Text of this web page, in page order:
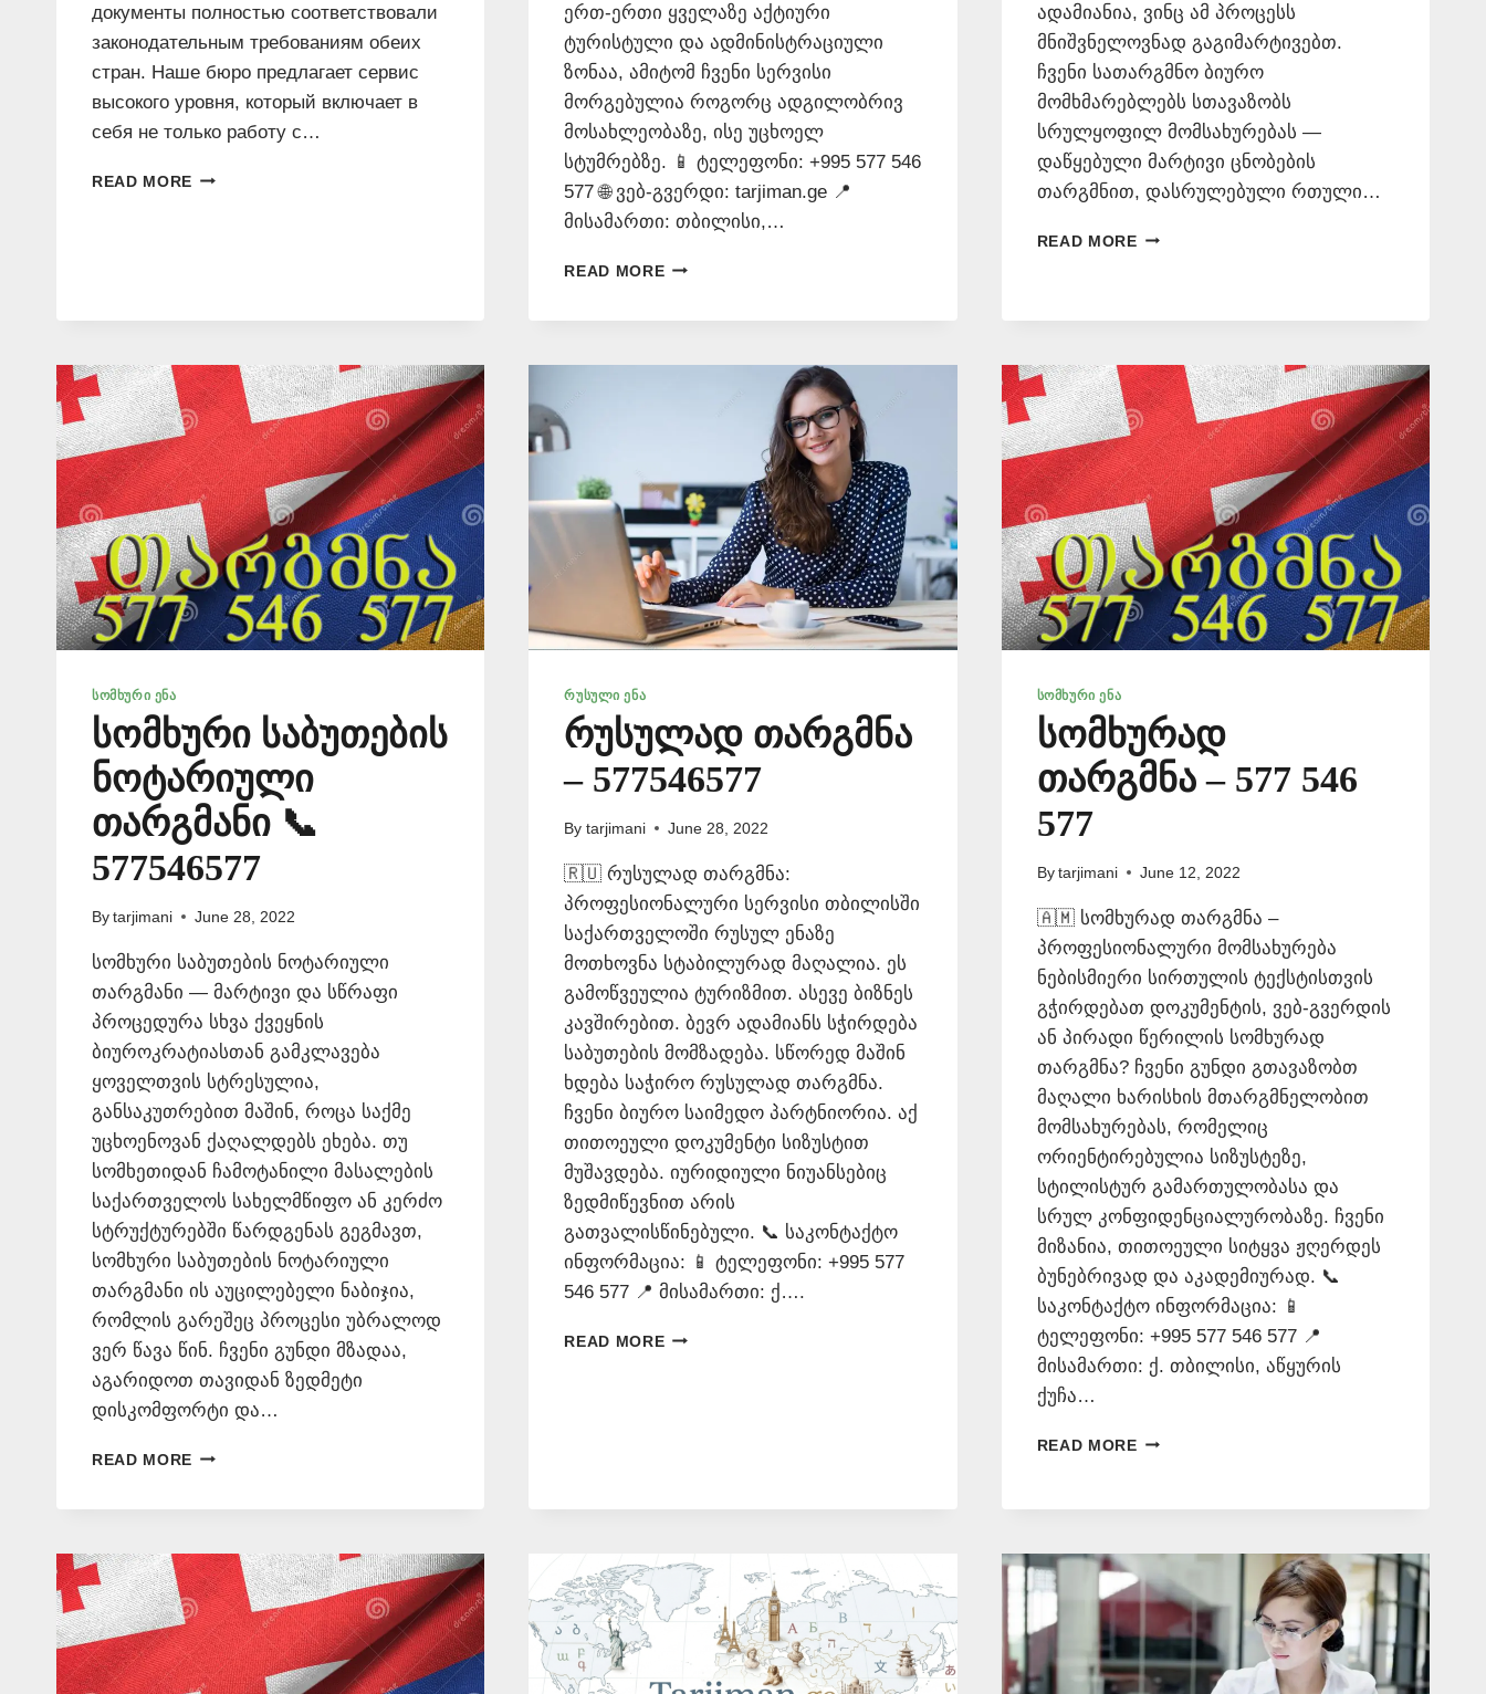
документы полностью соответствовали
законодательным требованиям обеих
стран. Наше бюро предлагает сервис
высокого уровня, который включает в
себя не только работу с…
READ MORE ПЕРЕВОДЧИК
ИСАНИ
ერთ-ერთი ყველაზე აქტიური
ტურისტული და ადმინისტრაციული
ზონაა, ამიტომ ჩვენი სერვისი
მორგებულია როგორც ადგილობრივ
მოსახლეობაზე, ისე უცხოელ
სტუმრებზე. 📱 ტელეფონი: +995 577 546
577 🌐 ვებ-გვერდი: tarjiman.ge 📍
მისამართი: თბილისი,…
READ MOREᲗᲐᲠᲯᲘᲛᲐᲜᲗᲐ
ადამიანია, ვინც ამ პროცესს
მნიშვნელოვნად გაგიმარტივებთ.
ჩვენი სათარგმნო ბიურო
მომხმარებლებს სთავაზობს
სრულყოფილ მომსახურებას —
დაწყებული მარტივი ცნობების
თარგმნით, დასრულებული რთული…
READ MOREᲡᲝᲛᲮᲣᲠᲘ
577
ᲡᲝᲛᲮᲣᲠᲘ ᲔᲜᲐ
სომხური საბუთების
ნოტარიული
თარგმანი 📞
577546577
By tarjimani June 28, 2022
სომხური საბუთების ნოტარიული
თარგმანი — მარტივი და სწრაფი
პროცედურა სხვა ქვეყნის
ბიუროკრატიასთან გამკლავება
ყოველთვის სტრესულია,
განსაკუთრებით მაშინ, როცა საქმე
უცხოენოვან ქაღალდებს ეხება. თუ
სომხეთიდან ჩამოტანილი მასალების
საქართველოს სახელმწიფო ან კერძო
სტრუქტურებში წარდგენას გეგმავთ,
სომხური საბუთების ნოტარიული
თარგმანი ის აუცილებელი ნაბიჯია,
რომლის გარეშეც პროცესი უბრალოდ
ვერ წავა წინ. ჩვენი გუნდი მზადაა,
აგარიდოთ თავიდან ზედმეტი
დისკომფორტი და…
READ MORE ᲡᲝᲛᲮᲣᲠᲘ
577546577
ᲠᲣᲡᲣᲚᲘ ᲔᲜᲐ
რუსულად თარგმნა
– 577546577
By tarjimani June 28, 2022
🇷🇺 რუსულად თარგმნა:
პროფესიონალური სერვისი თბილისში
საქართველოში რუსულ ენაზე
მოთხოვნა სტაბილურად მაღალია. ეს
გამოწვეულია ტურიზმით. ასევე ბიზნეს
კავშირებით. ბევრ ადამიანს სჭირდება
საბუთების მომზადება. სწორედ მაშინ
ხდება საჭირო რუსულად თარგმნა.
ჩვენი ბიურო საიმედო პარტნიორია. აქ
თითოეული დოკუმენტი სიზუსტით
მუშავდება. იურიდიული ნიუანსებიც
ზედმიწევნით არის
გათვალისწინებული. 📞 საკონტაქტო
ინფორმაცია: 📱 ტელეფონი: +995 577
546 577 📍 მისამართი: ქ….
READ MOREᲠᲣᲡᲣᲚᲐᲓ
ᲡᲝᲛᲮᲣᲠᲘ ᲔᲜᲐ
სომხურად
თარგმნა – 577 546
577
By tarjimani June 12, 2022
🇦🇲 სომხურად თარგმნა –
პროფესიონალური მომსახურება
ნებისმიერი სირთულის ტექსტისთვის
გჭირდებათ დოკუმენტის, ვებ-გვერდის
ან პირადი წერილის სომხურად
თარგმნა? ჩვენი გუნდი გთავაზობთ
მაღალი ხარისხის მთარგმნელობით
მომსახურებას, რომელიც
ორიენტირებულია სიზუსტეზე,
სტილისტურ გამართულობასა და
სრულ კონფიდენციალურობაზე. ჩვენი
მიზანია, თითოეული სიტყვა ჟღერდეს
ბუნებრივად და აკადემიურად. 📞
საკონტაქტო ინფორმაცია: 📱
ტელეფონი: +995 577 546 577 📍
მისამართი: ქ. თბილისი, აწყურის
ქუჩა…
READ MOREᲡᲝᲛᲮᲣᲠᲐᲓ
577
577